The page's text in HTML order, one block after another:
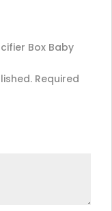
Box Baby
Required